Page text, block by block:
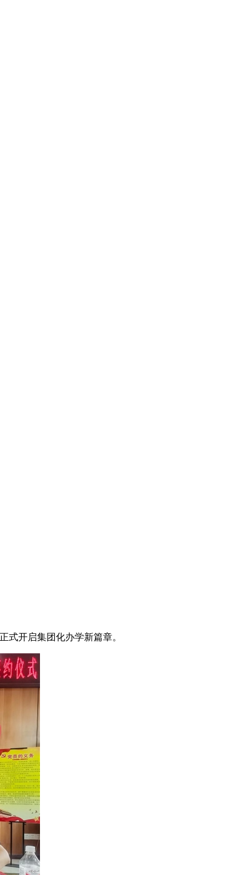
式开启集团化办学新篇章。